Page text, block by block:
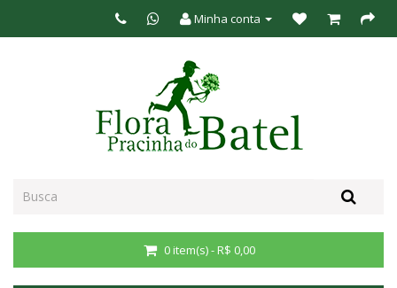
Minha conta
0 item(s) - R$ 0,00